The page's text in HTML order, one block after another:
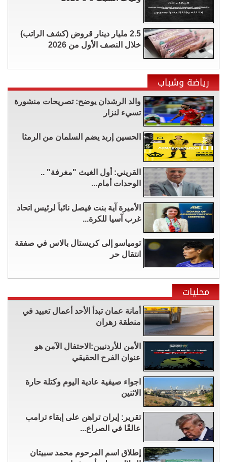
2.5 مليار دينار قروض (كشف الراتب)
خلال النصف الأول من 2026
رياضة وشباب
والد الرشدان يوضح: تصريحات منشورة
تسيء لنزار
الحسين إربد يضم السلمان من الرمثا
القريني: أول الغيث "مغرفة" ..
الوحدات أمام...
الأميرة آية بنت فيصل نائباً لرئيس اتحاد
غرب آسيا للكرة...
تومياسو إلى كريستال بالاس في صفقة
انتقال حر
محليات
أمانة عمان تبدأ الأحد أعمال تعبيد في
منطقة زهران
الأمن للأردنيين:الاحتفال الآمن هو
عنوان الفرح الحقيقي
اجواء صيفية عادية اليوم وكتلة حارة
الاثنين
تقرير: إيران تراهن على إبقاء ترامب
عالقًا في الصراع...
إطلاق اسم المرحوم محمد سبيتان